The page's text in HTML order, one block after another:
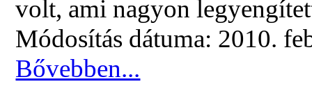
volt, ami nagyon
Módosítás dátuma: 2010.
Bővebben...